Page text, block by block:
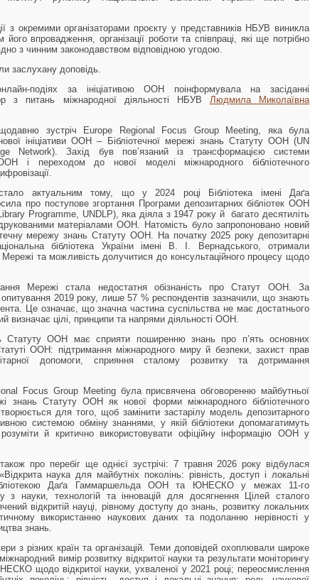
з окремими організаторами проєкту у представників НБУВ виникла
впровадження, організації роботи та співпраці, які ще потрібно
з чинним законодавством відповідною угодою.
заслухану доповідь.
подіях за ініціативою ООН поінформувала на засіданні
з питань міжнародної діяльності НБУВ Людмила Миколаївна
зустріч Europe Regional Focus Group Meeting, яка була
ініціативи ООН – Бібліотечної мережі знань Статуту ООН (UN
Network). Захід був пов’язаний із трансформацією системи
ООН і переходом до нової моделі міжнародного бібліотечного
актуальним тому, що у 2024 році Бібліотека імені Даґа
про поступове згортання Програми депозитарних бібліотек ООН
Programme, UNDLP), яка діяла з 1947 року й багато десятиліть
друкованими матеріалами ООН. Натомість було запропоновано новий
мережу знань Статуту ООН. На початку 2025 року депозитарні
бібліотека України імені В. І. Вернадського, отримали
та можливість долучитися до консультаційного процесу щодо
Мережі стала недостатня обізнаність про Статут ООН. За
2019 року, лише 57 % респондентів зазначили, що знають
Це означає, що значна частина суспільства не має достатнього
визначає цілі, принципи та напрями діяльності ООН.
Статуту ООН має сприяти поширенню знань про п’ять основних
ООН: підтримання міжнародного миру й безпеки, захист прав
допомоги, сприяння сталому розвитку та дотримання
Focus Group Meeting була присвячена обговоренню майбутньої
знань Статуту ООН як нової форми міжнародного бібліотечного
для того, щоб замінити застарілу модель депозитарного
системою обміну знаннями, у якій бібліотеки допомагатимуть
й критично використовувати офіційну інформацію ООН у
про перебіг ще однієї зустрічі: 7 травня 2026 року відбулася
наука для майбутніх поколінь: рівність, доступ і локальні
Даґа Гаммаршельда ООН та ЮНЕСКО у межах 11-го
з науки, технологій та інновацій для досягнення Цілей сталого
відкритій науці, рівному доступу до знань, розвитку локальних
використанню наукових даних та подоланню нерівності у
знань.
з різних країн та організацій. Теми доповідей охоплювали широке
вимір розвитку відкритої науки та результати моніторингу
щодо відкритої науки, ухваленої у 2021 році; переосмислення